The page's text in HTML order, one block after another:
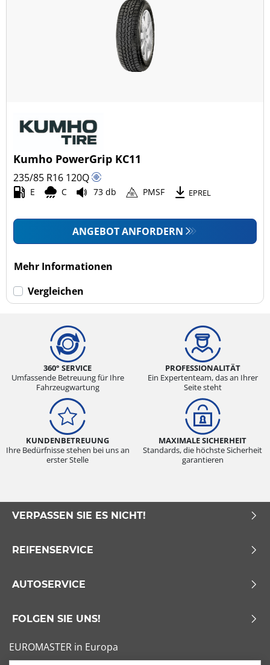
Kumho PowerGrip KC11
235/85 R16 120Q
E C 73 db PMSF EPREL
ANGEBOT ANFORDERN
Mehr Informationen
Vergleichen
360° SERVICE
Umfassende Betreuung für Ihre
Fahrzeugwartung
PROFESSIONALITÄT
Ein Expertenteam, das an Ihrer
Seite steht
KUNDENBETREUUNG
Ihre Bedürfnisse stehen bei uns an
erster Stelle
MAXIMALE SICHERHEIT
Standards, die höchste Sicherheit
garantieren
VERPASSEN SIE ES NICHT!
REIFENSERVICE
AUTOSERVICE
FOLGEN SIE UNS!
EUROMASTER in Europa